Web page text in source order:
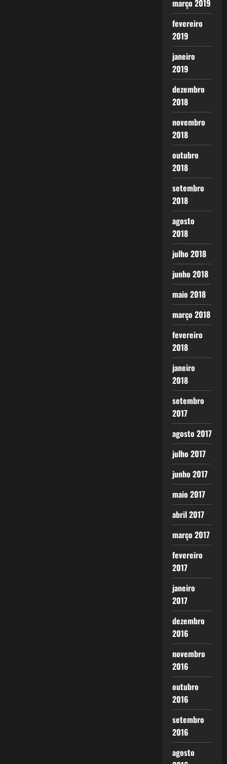
março 2019
fevereiro
2019
janeiro
2019
dezembro
2018
novembro
2018
outubro
2018
setembro
2018
agosto
2018
julho 2018
junho 2018
maio 2018
março 2018
fevereiro
2018
janeiro
2018
setembro
2017
agosto 2017
julho 2017
junho 2017
maio 2017
abril 2017
março 2017
fevereiro
2017
janeiro
2017
dezembro
2016
novembro
2016
outubro
2016
setembro
2016
agosto